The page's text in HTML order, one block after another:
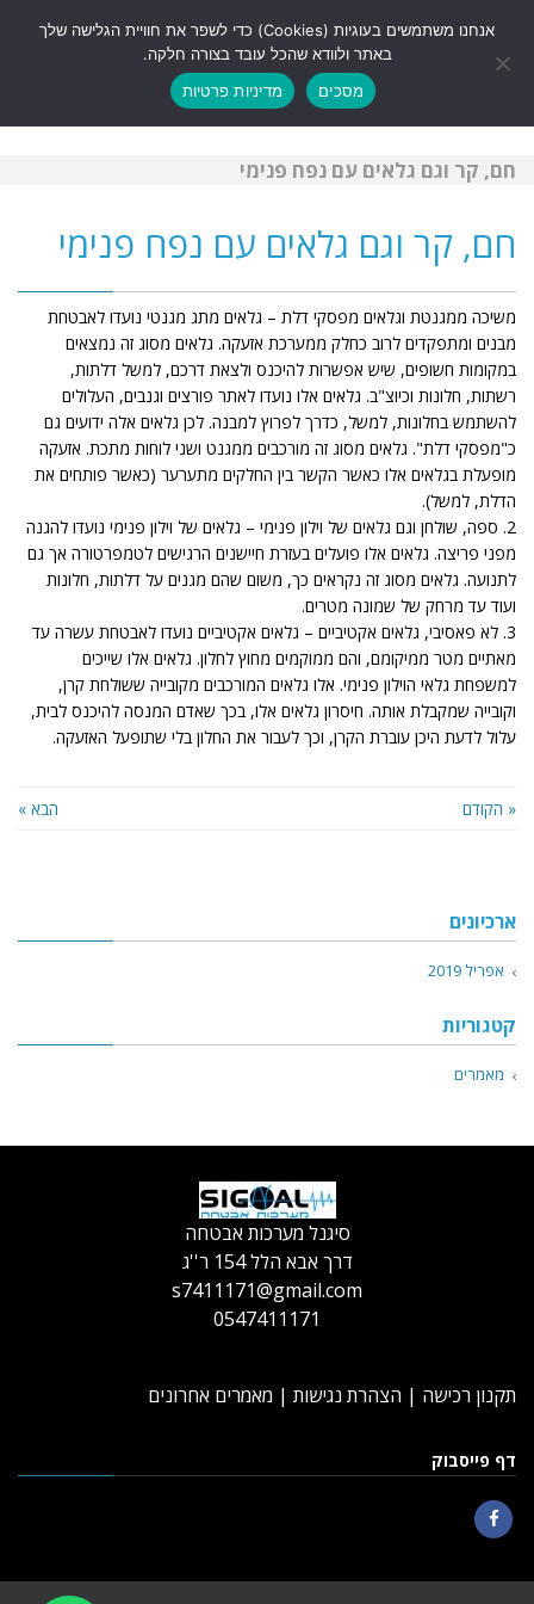
תפריט
חם, קר וגם גלאים עם נפח פנימי
חם, קר וגם גלאים עם נפח פנימי
משיכה ממגנטת וגלאים מפסקי דלת – גלאים מתג מגנטי נועדו לאבטחת
מבנים ומתפקדים לרוב כחלק ממערכת אזעקה. גלאים מסוג זה נמצאים
במקומות חשופים, שיש אפשרות להיכנס ולצאת דרכם, למשל דלתות,
רשתות, חלונות וכיוצ"ב. גלאים אלו נועדו לאתר פורצים וגנבים, העלולים
להשתמש בחלונות, למשל, כדרך לפרוץ למבנה. לכן גלאים אלה ידועים גם
כ"מפסקי דלת". גלאים מסוג זה מורכבים ממגנט ושני לוחות מתכת. אזעקה
מופעלת בגלאים אלו כאשר הקשר בין החלקים מתערער (כאשר פותחים את
הדלת, למשל).
2. ספה, שולחן וגם גלאים של וילון פנימי – גלאים של וילון פנימי נועדו להגנה
מפני פריצה. גלאים אלו פועלים בעזרת חיישנים הרגישים לטמפרטורה אך גם
לתנועה. גלאים מסוג זה נקראים כך, משום שהם מגנים על דלתות, חלונות
ועוד עד מרחק של שמונה מטרים.
3. לא פאסיבי, גלאים אקטיביים – גלאים אקטיביים נועדו לאבטחת עשרה עד
מאתיים מטר ממיקומם, והם ממוקמים מחוץ לחלון. גלאים אלו שייכים
למשפחת גלאי הוילון פנימי. אלו גלאים המורכבים מקובייה ששולחת קרן,
וקובייה שמקבלת אותה. חיסרון גלאים אלו, בכך שאדם המנסה להיכנס לבית,
עלול לדעת היכן עוברת הקרן, וכך לעבור את החלון בלי שתופעל האזעקה.
« הקודם הבא »
ארכיונים
אפריל 2019
קטגוריות
מאמרים
סיגנל מערכות אבטחה
דרך אבא הלל 154 ר''ג
s7411171@gmail.com
0547411171
תקנון רכישה | הצהרת נגישות | מאמרים אחרונים
דף פייסבוק
אנחנו משתמשים בעוגיות (Cookies) כדי לשפר את חוויית הגלישה שלך
באתר ולוודא שהכל עובד בצורה חלקה.
מסכים
מדיניות פרטיות